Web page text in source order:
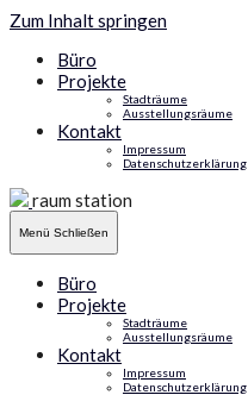
Zum Inhalt springen
Büro
Projekte
Stadträume
Ausstellungsräume
Kontakt
Impressum
Datenschutzerklärung
raum station
Menü Schließen
Büro
Projekte
Stadträume
Ausstellungsräume
Kontakt
Impressum
Datenschutzerklärung